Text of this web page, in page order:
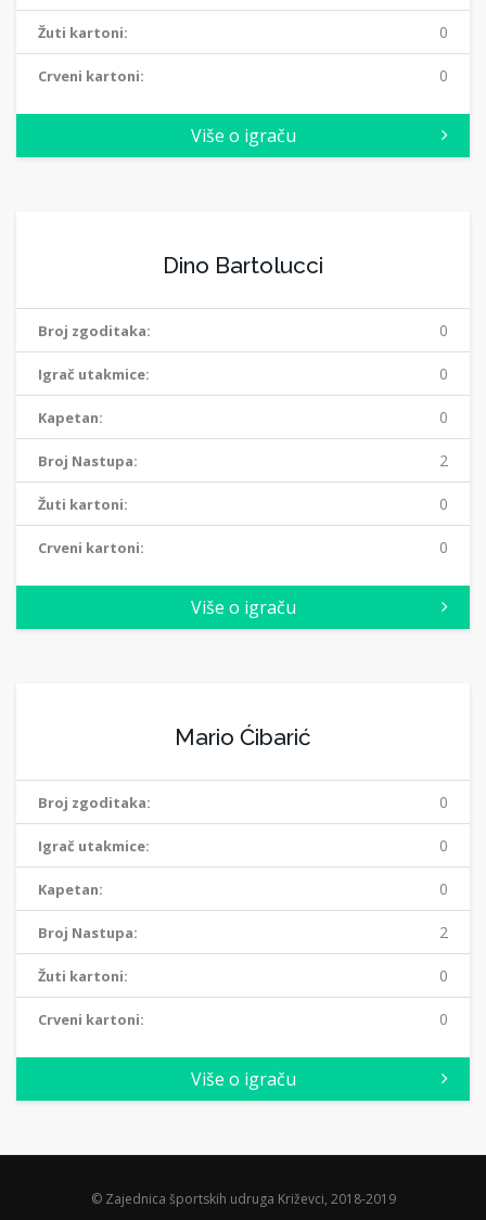
Žuti kartoni: 0
Crveni kartoni: 0
Više o igraču
Dino Bartolucci
Broj zgoditaka: 0
Igrač utakmice: 0
Kapetan: 0
Broj Nastupa: 2
Žuti kartoni: 0
Crveni kartoni: 0
Više o igraču
Mario Ćibarić
Broj zgoditaka: 0
Igrač utakmice: 0
Kapetan: 0
Broj Nastupa: 2
Žuti kartoni: 0
Crveni kartoni: 0
Više o igraču
© Zajednica športskih udruga Križevci, 2018-2019